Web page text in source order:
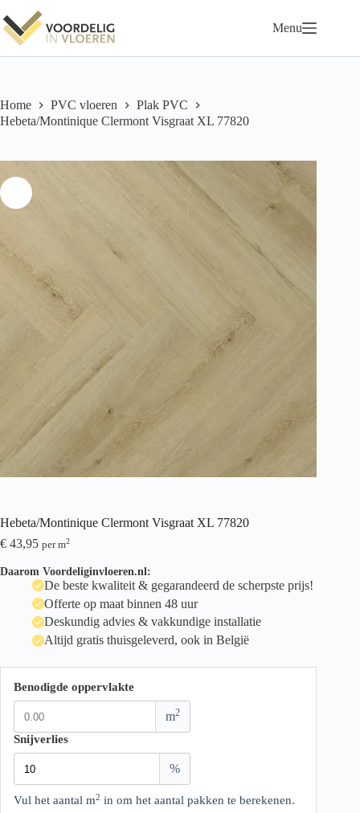
naar
de
inhoud
Menu
Home PVC vloeren
Plak PVC
Hebeta/Montinique Clermont Visgraat XL 77820
Hebeta/Montinique Clermont Visgraat XL 77820
€ 43,95 per m2
Daarom Voordeliginvloeren.nl:
De beste kwaliteit & gegarandeerd de scherpste prijs!
Offerte op maat binnen 48 uur
Deskundig advies & vakkundige installatie
Altijd gratis thuisgeleverd, ook in België
Benodigde oppervlakte
m2
Snijverlies
%
Vul het aantal m2 in om het aantal pakken te berekenen.